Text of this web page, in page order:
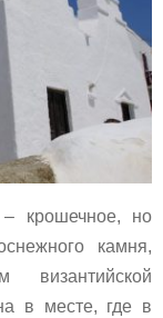
– крошечное, но
камня,
в месте, где в